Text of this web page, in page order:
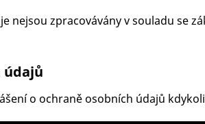
nejsou zpracovávány v souladu se
údajů
o ochraně osobních údajů